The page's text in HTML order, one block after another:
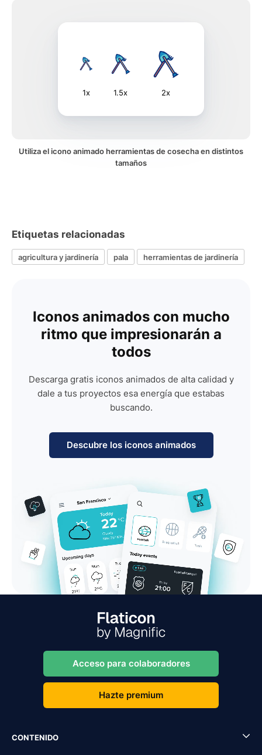
1x 1.5x 2x
Utiliza el icono animado herramientas de cosecha en distintos
tamaños
Etiquetas relacionadas
agricultura y jardinería pala herramientas de jardinería
Iconos animados con mucho
ritmo que impresionarán a
todos
Descarga gratis iconos animados de alta calidad y
dale a tus proyectos esa energía que estabas
buscando.
Descubre los iconos animados
Acceso para colaboradores
Hazte premium
CONTENIDO